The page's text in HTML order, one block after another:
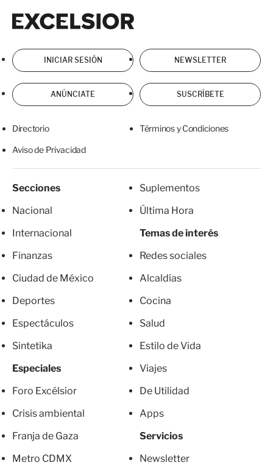
INICIAR SESIÓN NEWSLETTER
ANÚNCIATE SUSCRÍBETE
Directorio Términos y Condiciones
Aviso de Privacidad
Secciones
Nacional
Internacional
Finanzas
Ciudad de México
Deportes
Espectáculos
Sintetika
Especiales
Foro Excélsior
Crisis ambiental
Franja de Gaza
Metro CDMX
Suplementos
Última Hora
Temas de interés
Redes sociales
Alcaldías
Cocina
Salud
Estilo de Vida
Viajes
De Utilidad
Apps
Servicios
Newsletter